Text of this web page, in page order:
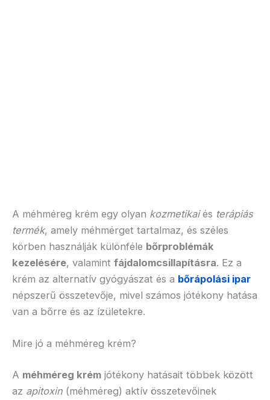
A méhméreg krém egy olyan kozmetikaiés terápiás
termék, amely méhmérget tartalmaz, és széles
körben használják különféle bőrproblémák
kezelésére, valamint fájdalomcsillapításra. Ez a
krém az alternatív gyógyászat és a bőrápolási ipar
népszerű összetevője, mivel számos jótékony hatása
van a bőrre és az ízületekre.
Mire jó a méhméreg krém?
A méhméreg krém jótékony hatásait többek között
az apitoxin (méhméreg) aktív összetevőinek